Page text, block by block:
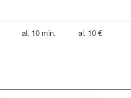
al. 10 min. al. 10 €